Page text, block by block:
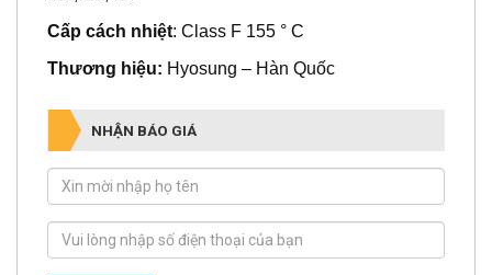
IE2,IE3,IE4
Cấp cách nhiệt : Class F 155 ° C